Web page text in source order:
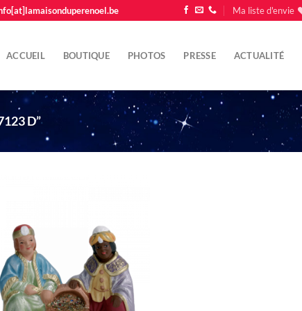
Ma liste d'envie
ACCUEIL BOUTIQUE PHOTOS PRESSE ACTUALITÉ
D”